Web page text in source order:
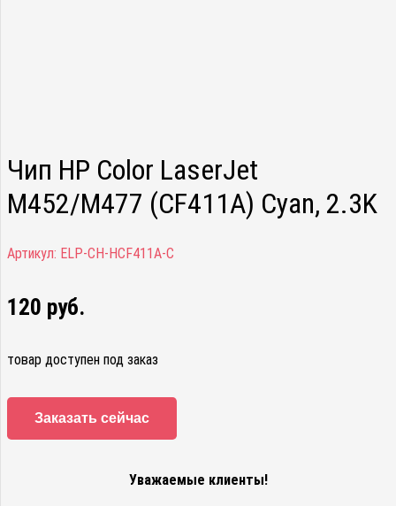
Чип HP Color LaserJet
M452/M477 (CF411A) Cyan, 2.3K
Артикул: ELP-CH-HCF411A-C
120 руб.
товар доступен под заказ
Заказать сейчас
Уважаемые клиенты!